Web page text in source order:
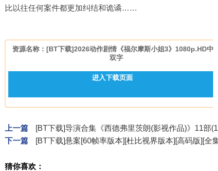
比以往任何案件都更加纠结和诡谲……
资源名称：[BT下载]2026动作剧情《福尔摩斯小姐3》1080p.HD中
双字
进入下载页面
上一篇
[BT下载]导演合集《西德弗里茨朗(影视作品)》11部
下一篇
[BT下载]悬案[60帧率版本][杜比视界版本][高码版][全
猜你喜欢：